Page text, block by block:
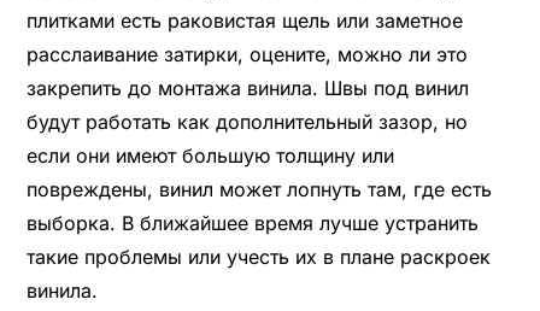
плитками есть раковистая щель или заметное
расслаивание затирки, оцените, можно ли это
закрепить до монтажа винила. Швы под винил
будут работать как дополнительный зазор, но
если они имеют большую толщину или
повреждены, винил может лопнуть там, где есть
выборка. В ближайшее время лучше устранить
такие проблемы или учесть их в плане раскроек
винила.